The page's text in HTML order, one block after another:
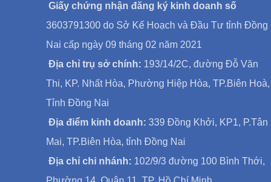
Giấy chứng nhận đăng ký kinh doanh số
3603791300 do Sở Kế Hoạch và Đầu Tư tỉnh Đồng
Nai cấp ngày 09 tháng 02 năm 2021
Địa chỉ trụ sở chính: 193/14/2C, đường Đỗ Văn
Thi, KP. Nhất Hòa, Phường Hiệp Hòa, TP.Biên Hoà,
Tỉnh Đồng Nai
Địa điểm kinh doanh: 339 Đồng Khởi, KP1, P.Tân
Mai, TP.Biên Hòa, tỉnh Đồng Nai
Địa chỉ chi nhánh: 102/9/3 đường 100 Bình Thới,